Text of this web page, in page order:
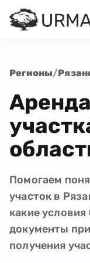
Регионы/
Помогаем
участок в
какие условия
документы
получения